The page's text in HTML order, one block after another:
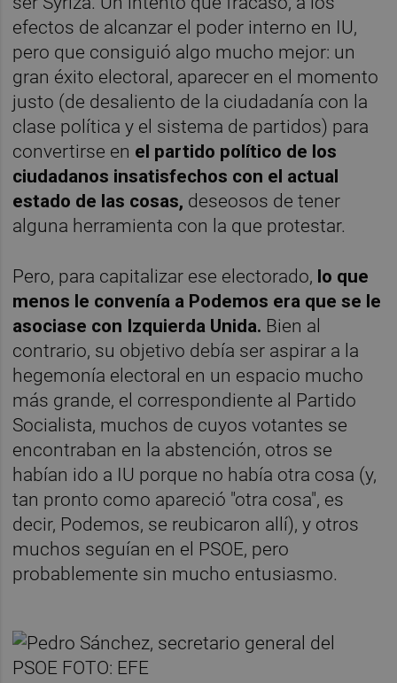
efectos de alcanzar el poder interno en IU,
pero que consiguió algo mucho mejor: un
gran éxito electoral, aparecer en el momento
justo (de desaliento de la ciudadanía con la
clase política y el sistema de partidos) para
convertirse en el partido político de los
ciudadanos insatisfechos con el actual
estado de las cosas, deseosos de tener
alguna herramienta con la que protestar.
Pero, para capitalizar ese electorado, lo que
menos le convenía a Podemos era que se le
asociase con Izquierda Unida. Bien al
contrario, su objetivo debía ser aspirar a la
hegemonía electoral en un espacio mucho
más grande, el correspondiente al Partido
Socialista, muchos de cuyos votantes se
encontraban en la abstención, otros se
habían ido a IU porque no había otra cosa (y,
tan pronto como apareció "otra cosa", es
decir, Podemos, se reubicaron allí), y otros
muchos seguían en el PSOE, pero
probablemente sin mucho entusiasmo.